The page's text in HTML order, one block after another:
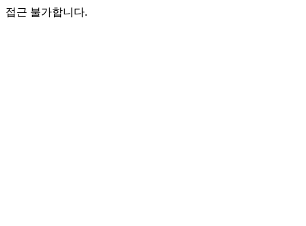
접근 불가합니다.